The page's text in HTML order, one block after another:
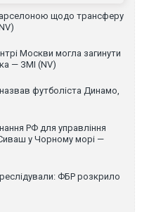
щодо трансферу
Москви могла загинути
— ЗМІ (NV)
футболіста Динамо,
РФ для управління
у Чорному морі —
ФБР розкрило